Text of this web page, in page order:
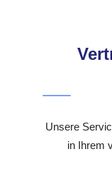
Unsere
in Ihrem